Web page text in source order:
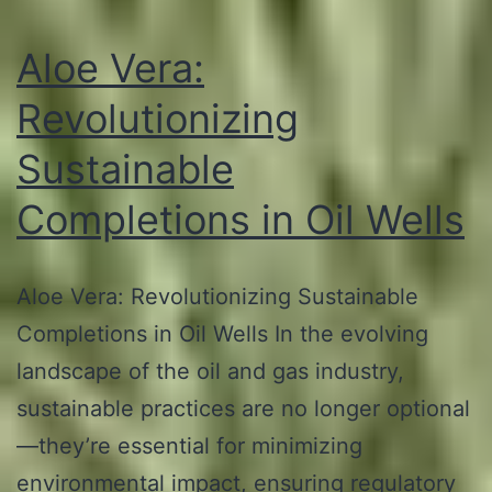
Aloe Vera:
Revolutionizing
Sustainable
Completions in Oil Wells
Aloe Vera: Revolutionizing Sustainable
Completions in Oil Wells In the evolving
landscape of the oil and gas industry,
sustainable practices are no longer optional
—they’re essential for minimizing
environmental impact, ensuring regulatory